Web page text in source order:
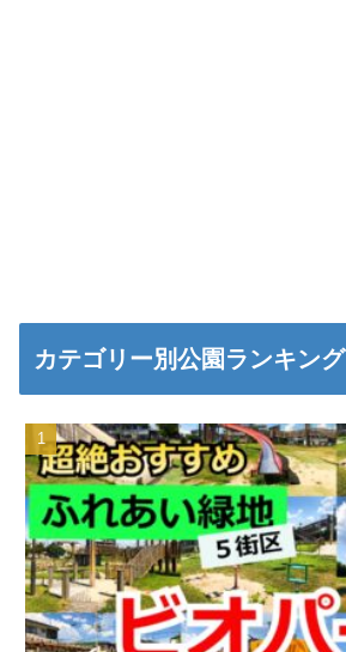
カテゴリー別公園ランキング